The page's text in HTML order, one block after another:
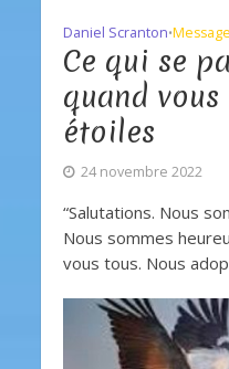
Daniel Scranton•
Ce qui se
quand
étoiles
24 novembre 2022
“Salutations. Nous
Nous sommes
vous tous. Nous